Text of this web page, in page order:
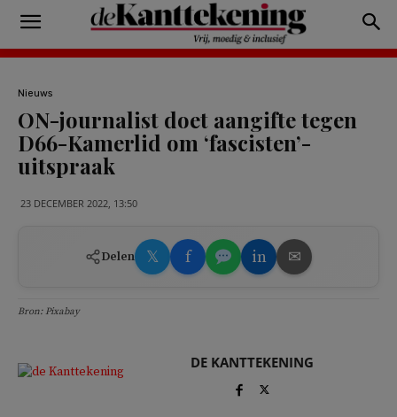
Nieuws
ON-journalist doet aangifte tegen
D66-Kamerlid om ‘fascisten’-
uitspraak
23 DECEMBER 2022, 13:50
Delen 𝕏 f in ✉
Bron: Pixabay
DE KANTTEKENING